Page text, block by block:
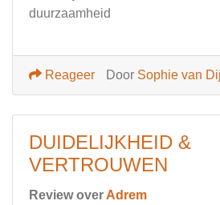
duurzaamheid
Door Sophie van
Reageer
DUIDELIJKHEID &
VERTROUWEN
Review over Adrem